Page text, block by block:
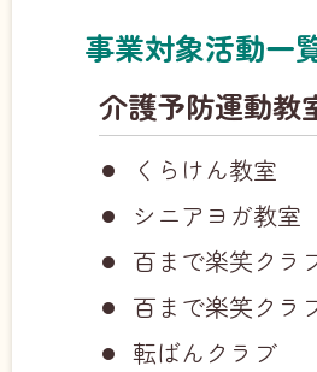
事業対象活動一
介護予防運動教
くらけん教室
シニアヨガ教室
百まで楽笑ク
百まで楽笑ク
転ばんクラブ